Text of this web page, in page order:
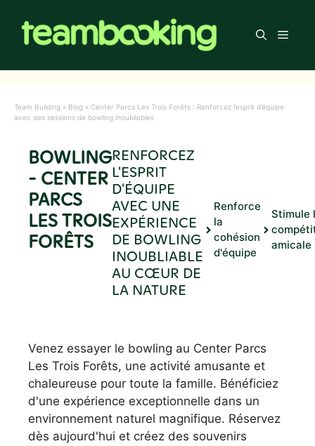
contenu
Menu
Team Building » Blog » Center Parcs Les Trois Forêts : Renforcez l’esprit d’équipe
avec des sessions de bowling inoubliables
BOWLING
- CENTER
PARCS
LES TROIS
FORÊTS
RENFORCEZ
L'ESPRIT
D'ÉQUIPE
AVEC UNE
EXPÉRIENCE
DE BOWLING
INOUBLIABLE
AU CŒUR DE
LA NATURE
Renforce
la
cohésion
d'équipe
Stimule
amicale
Venez essayer le bowling au Center Parcs
Les Trois Forêts, une activité amusante et
chaleureuse pour toute la famille. Bénéficiez
d'une expérience exceptionnelle dans un
environnement naturel magnifique. Réservez
dès aujourd'hui et créez des souvenirs